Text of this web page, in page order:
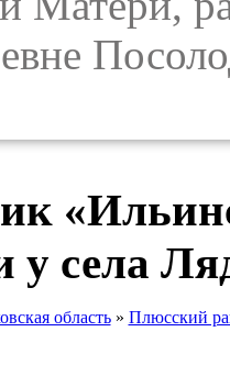
у села
область» Плюсский